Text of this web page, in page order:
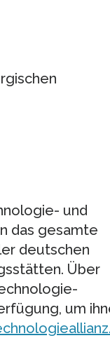
und
das gesamte
deutschen
Über
um